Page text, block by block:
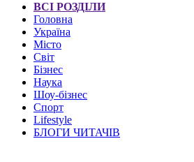
ВСІ РОЗДІЛИ
Головна
Україна
Місто
Світ
Бізнес
Наука
Шоу-бізнес
Спорт
Lifestyle
БЛОГИ ЧИТАЧІВ